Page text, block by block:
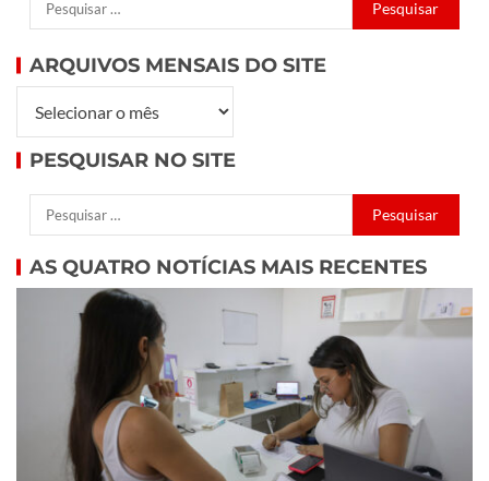
ARQUIVOS MENSAIS DO SITE
PESQUISAR NO SITE
AS QUATRO NOTÍCIAS MAIS RECENTES